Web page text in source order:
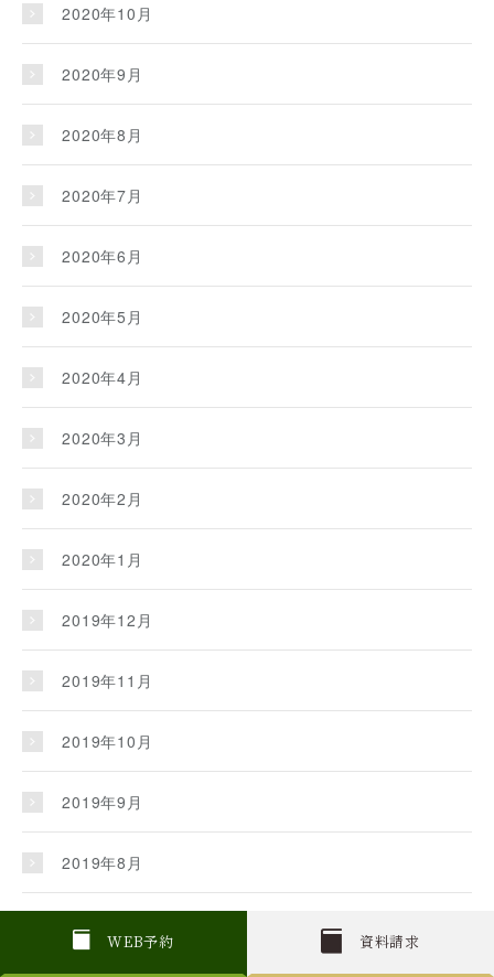
W EB予約 資料請求
2020年10月
2020年9月
2020年8月
2020年7月
2020年6月
2020年5月
2020年4月
2020年3月
2020年2月
2020年1月
2019年12月
2019年11月
2019年10月
2019年9月
2019年8月